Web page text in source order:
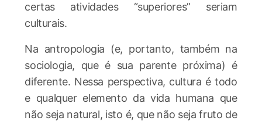
certas atividades “superiores” seriam
culturais.
Na antropologia (e, portanto, também na
sociologia, que é sua parente próxima) é
diferente. Nessa perspectiva, cultura é todo
e qualquer elemento da vida humana que
não seja natural, isto é, que não seja fruto de